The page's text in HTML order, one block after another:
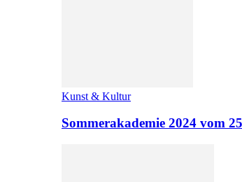
Kunst & Kultur
Sommerakademie 2024 vom